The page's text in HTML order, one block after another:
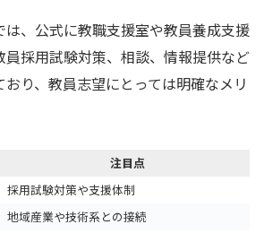
は、公式に教職支援室や教員養成支援
員採用試験対策、相談、情報提供など
り、教員志望にとっては明確なメリ
注目点
採用試験対策や支援体制
地域産業や技術系との接続